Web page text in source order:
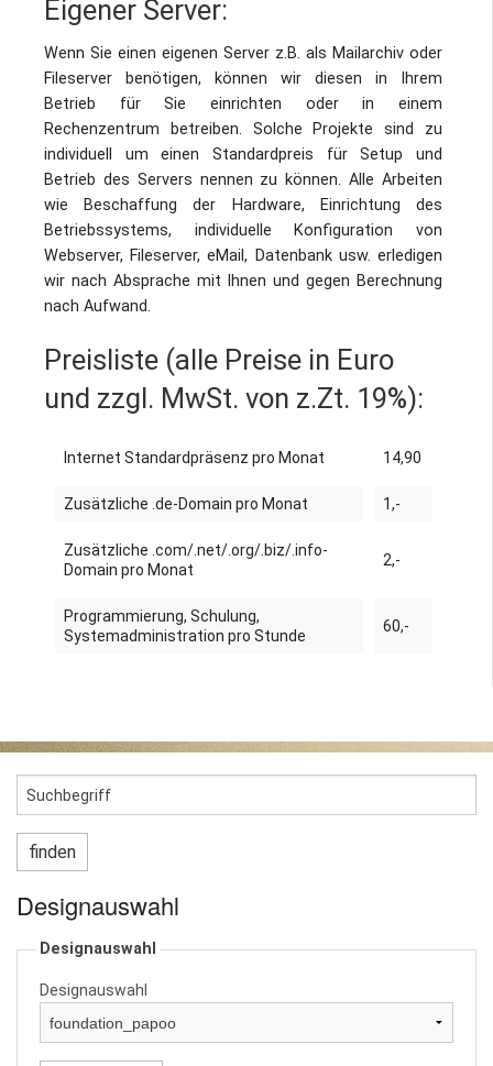
Eigener Server:
Wenn Sie einen eigenen Server z.B. als Mailarchiv oder
Fileserver benötigen, können wir diesen in Ihrem
Betrieb für Sie einrichten oder in einem
Rechenzentrum betreiben. Solche Projekte sind zu
individuell um einen Standardpreis für Setup und
Betrieb des Servers nennen zu können. Alle Arbeiten
wie Beschaffung der Hardware, Einrichtung des
Betriebssystems, individuelle Konfiguration von
Webserver, Fileserver, eMail, Datenbank usw. erledigen
wir nach Absprache mit Ihnen und gegen Berechnung
nach Aufwand.
Preisliste (alle Preise in Euro
und zzgl. MwSt. von z.Zt. 19%):
Internet Standardpräsenz pro Monat 14,90
Zusätzliche .de-Domain pro Monat 1,-
Zusätzliche .com/.net/.org/.biz/.info-
Domain pro Monat
2,-
Programmierung, Schulung,
Systemadministration pro Stunde
60,-
Designauswahl
Designauswahl
Designauswahl